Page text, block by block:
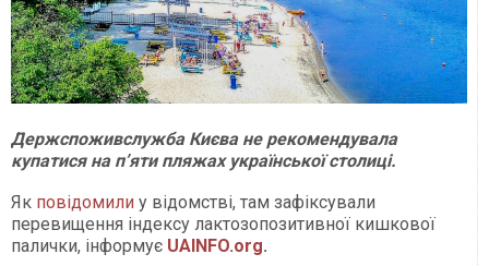
Держспоживслужба Києва не рекомендувала
купатися на п’яти пляжах української столиці.
Як повідомили у відомстві, там зафіксували
перевищення індексу лактозопозитивної кишкової
палички, інформує UAINFO.org.